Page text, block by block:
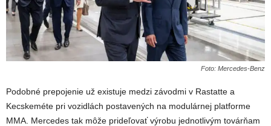
Foto: Mercedes-Benz
Podobné prepojenie už existuje medzi závodmi v Rastatte a
Kecskeméte pri vozidlách postavených na modulárnej platforme
MMA. Mercedes tak môže prideľovať výrobu jednotlivým továrňam